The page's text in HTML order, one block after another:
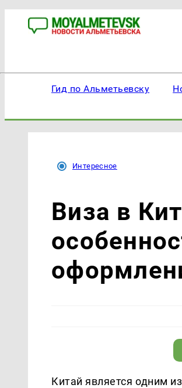
Гид по Альметьевску
Интересное
Виза в
Китай является одним